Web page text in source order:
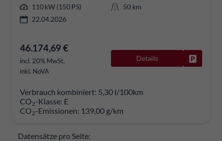
110 kW (150 PS)
50 km
22.04.2026
46.174,69 €
incl. 20% MwSt.
inkl. NoVA
Details
Verbrauch kombiniert: 5,30 l/100km
CO2-Klasse: E
CO2-Emissionen: 139,00 g/km
Datensätze pro Seite: